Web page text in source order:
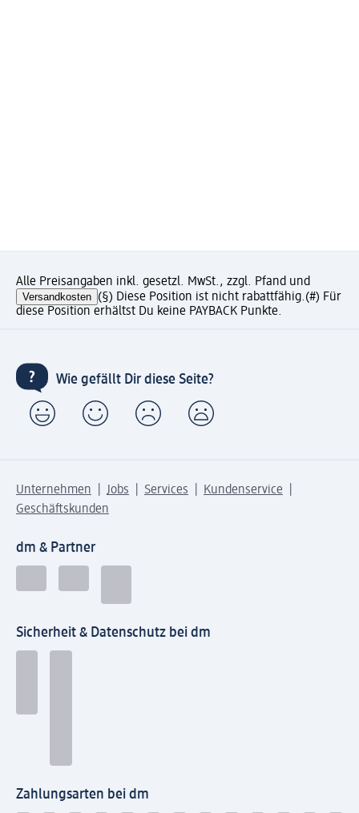
Alle Preisangaben inkl. gesetzl. MwSt., zzgl. Pfand und
Versandkosten (§) Diese Position ist nicht rabattfähig.(#) Für
diese Position erhältst Du keine PAYBACK Punkte.
Wie gefällt Dir diese Seite?
Unternehmen Jobs Services
Kundenservice
Geschäftskunden
dm & Partner
Sicherheit & Datenschutz bei dm
Zahlungsarten bei dm